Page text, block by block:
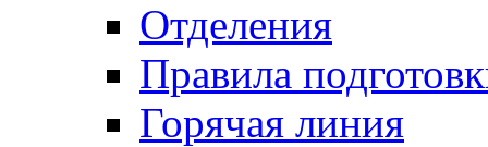
Отделения
Правила
Горячая линия